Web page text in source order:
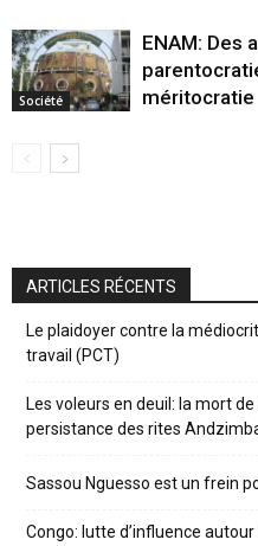
Société
ENAM: Des
méritocratie
ARTICLES RÉCENTS
Le plaidoyer contre la
travail (PCT)
Les voleurs en deuil: la mort
persistance des rites
Sassou Nguesso est un frein
Congo: lutte d’influence